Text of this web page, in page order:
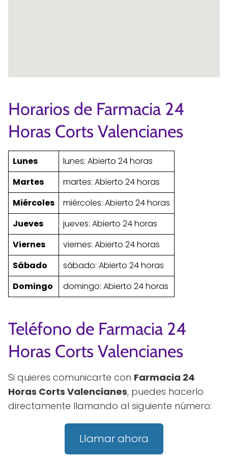
Horarios de Farmacia 24
Horas Corts Valencianes
Lunes
lunes: Abierto 24 horas
Martes
martes: Abierto 24 horas
Miércoles
miércoles: Abierto 24 horas
Jueves
jueves: Abierto 24 horas
Viernes
viernes: Abierto 24 horas
Sábado
sábado: Abierto 24 horas
Domingo
domingo: Abierto 24 horas
Teléfono de Farmacia 24
Horas Corts Valencianes
Si quieres comunicarte con Farmacia 24
Horas Corts Valencianes, puedes hacerlo
directamente llamando al siguiente número:
Llamar ahora